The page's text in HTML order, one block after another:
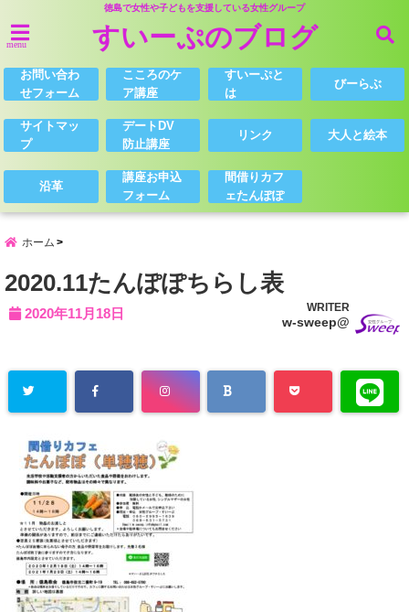
徳島で女性や子どもを支援している女性グループ
menu すいーぷのブログ
お問い合わ
せフォーム
こころのケ
ア講座
すいーぷと
は
びーらぶ
サイトマッ
プ
デートDV
防止講座
リンク 大人と絵本
沿革
講座お申込
フォーム
間借りカフ
ェたんぽぽ
ホーム
2020.11たんぽぽちらし表
2020年11月18日 WRITER
w-sweep@